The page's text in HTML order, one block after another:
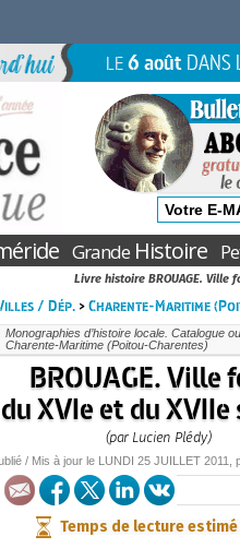
LE6 août DANS
GrandeHistoire
Livre histoire BROUAGE. Ville
/ Dép.>Charente-Maritime
Monographies d’histoire locale. Catalogue
Charente-Maritime (Poitou-Charentes)
BROUAGE. Ville
du XVIe et du XVIIe
(par Lucien Plédy)
/ Mis à jour le LUNDI 25 JUILLET 2011 ,
Temps de lecture estimé